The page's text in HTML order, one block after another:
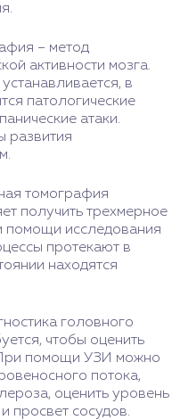
– метод
активности мозга.
в
патологические
атаки.
развития
томография
получить трехмерное
помощи исследования
протекают в
находятся
головного
чтобы оценить
При помощи УЗИ можно
потока,
оценить уровень
просвет сосудов.